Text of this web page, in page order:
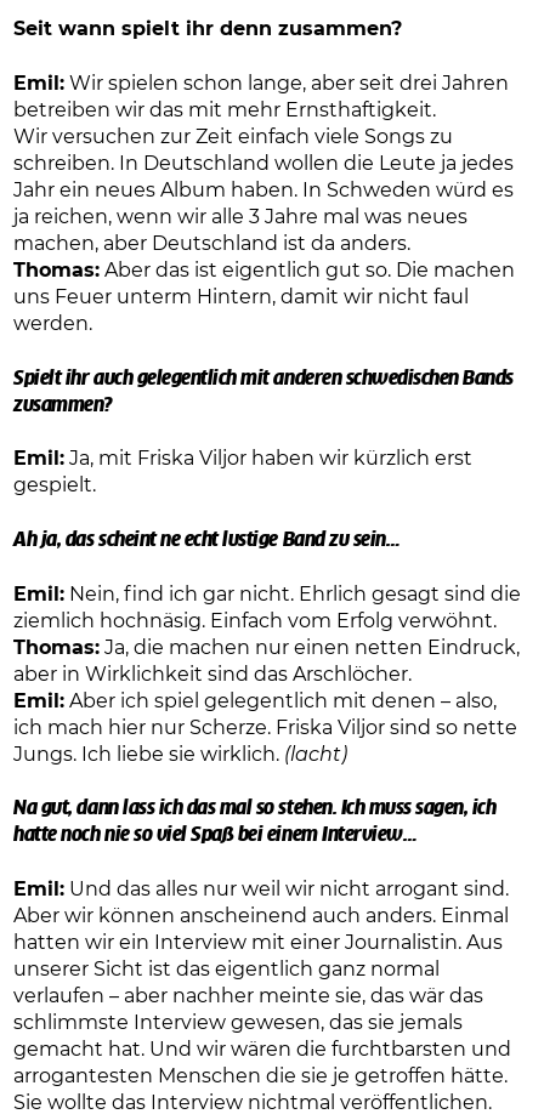
Seit wann spielt ihr denn zusammen?
Emil: Wir spielen schon lange, aber seit drei Jahren
betreiben wir das mit mehr Ernsthaftigkeit.
Wir versuchen zur Zeit einfach viele Songs zu
schreiben. In Deutschland wollen die Leute ja jedes
Jahr ein neues Album haben. In Schweden würd es
ja reichen, wenn wir alle 3 Jahre mal was neues
machen, aber Deutschland ist da anders.
Thomas: Aber das ist eigentlich gut so. Die machen
uns Feuer unterm Hintern, damit wir nicht faul
werden.
Spielt ihr auch gelegentlich mit anderen schwedischen Bands
zusammen?
Emil: Ja, mit Friska Viljor haben wir kürzlich erst
gespielt.
Ah ja, das scheint ne echt lustige Band zu sein…
Emil: Nein, find ich gar nicht. Ehrlich gesagt sind die
ziemlich hochnäsig. Einfach vom Erfolg verwöhnt.
Thomas: Ja, die machen nur einen netten Eindruck,
aber in Wirklichkeit sind das Arschlöcher.
Emil: Aber ich spiel gelegentlich mit denen – also,
ich mach hier nur Scherze. Friska Viljor sind so nette
Jungs. Ich liebe sie wirklich. (lacht)
Na gut, dann lass ich das mal so stehen. Ich muss sagen, ich
hatte noch nie so viel Spaß bei einem Interview…
Emil: Und das alles nur weil wir nicht arrogant sind.
Aber wir können anscheinend auch anders. Einmal
hatten wir ein Interview mit einer Journalistin. Aus
unserer Sicht ist das eigentlich ganz normal
verlaufen – aber nachher meinte sie, das wär das
schlimmste Interview gewesen, das sie jemals
gemacht hat. Und wir wären die furchtbarsten und
arrogantesten Menschen die sie je getroffen hätte.
Sie wollte das Interview nichtmal veröffentlichen.